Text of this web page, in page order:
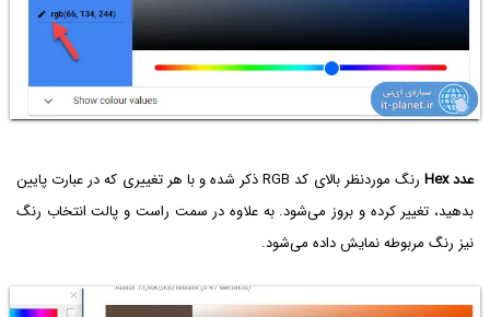
عدد Hex
رنگ موردنظر بالای کد RGB ذکر شده و با هر تغییری که در عبارت پایین
بدهید، تغییر کرده و بروز می‌شود. به علاوه در سمت راست و پالت انتخاب رنگ
نیز رنگ مربوطه نمایش داده می‌شود.